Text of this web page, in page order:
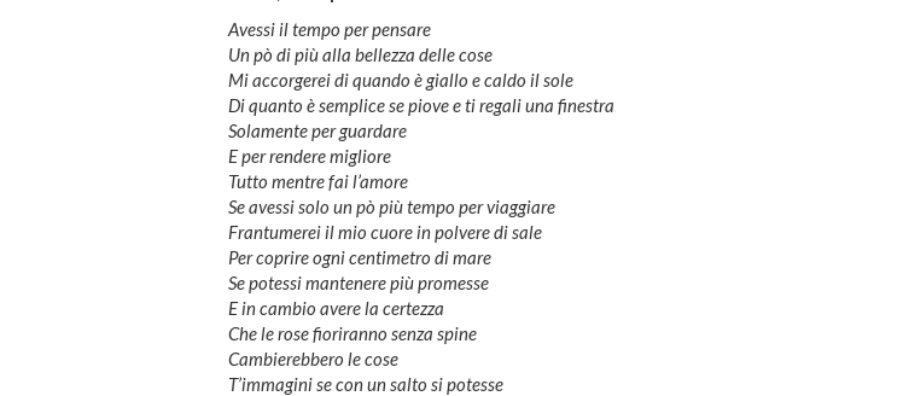
Avessi il tempo per pensare
Un pò di più alla bellezza delle cose
Mi accorgerei di quando è giallo e caldo il sole
Di quanto è semplice se piove e ti regali una finestra
Solamente per guardare
E per rendere migliore
Tutto mentre fai l’amore
Se avessi solo un pò più tempo per viaggiare
Frantumerei il mio cuore in polvere di sale
Per coprire ogni centimetro di mare
Se potessi mantenere più promesse
E in cambio avere la certezza
Che le rose fioriranno senza spine
Cambierebbero le cose
T’immagini se con un salto si potesse